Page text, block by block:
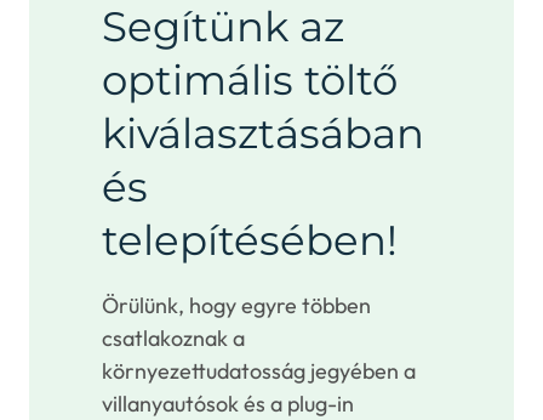
Segítünk az
optimális töltő
kiválasztásában
és
telepítésében!
Örülünk, hogy egyre többen
csatlakoznak a
környezettudatosság jegyében a
villanyautósok és a plug-in